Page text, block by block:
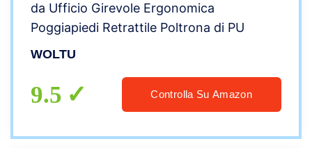
da Ufficio Girevole Ergonomica
Poggiapiedi Retrattile Poltrona di PU
WOLTU
9.5 Controlla Su Amazon